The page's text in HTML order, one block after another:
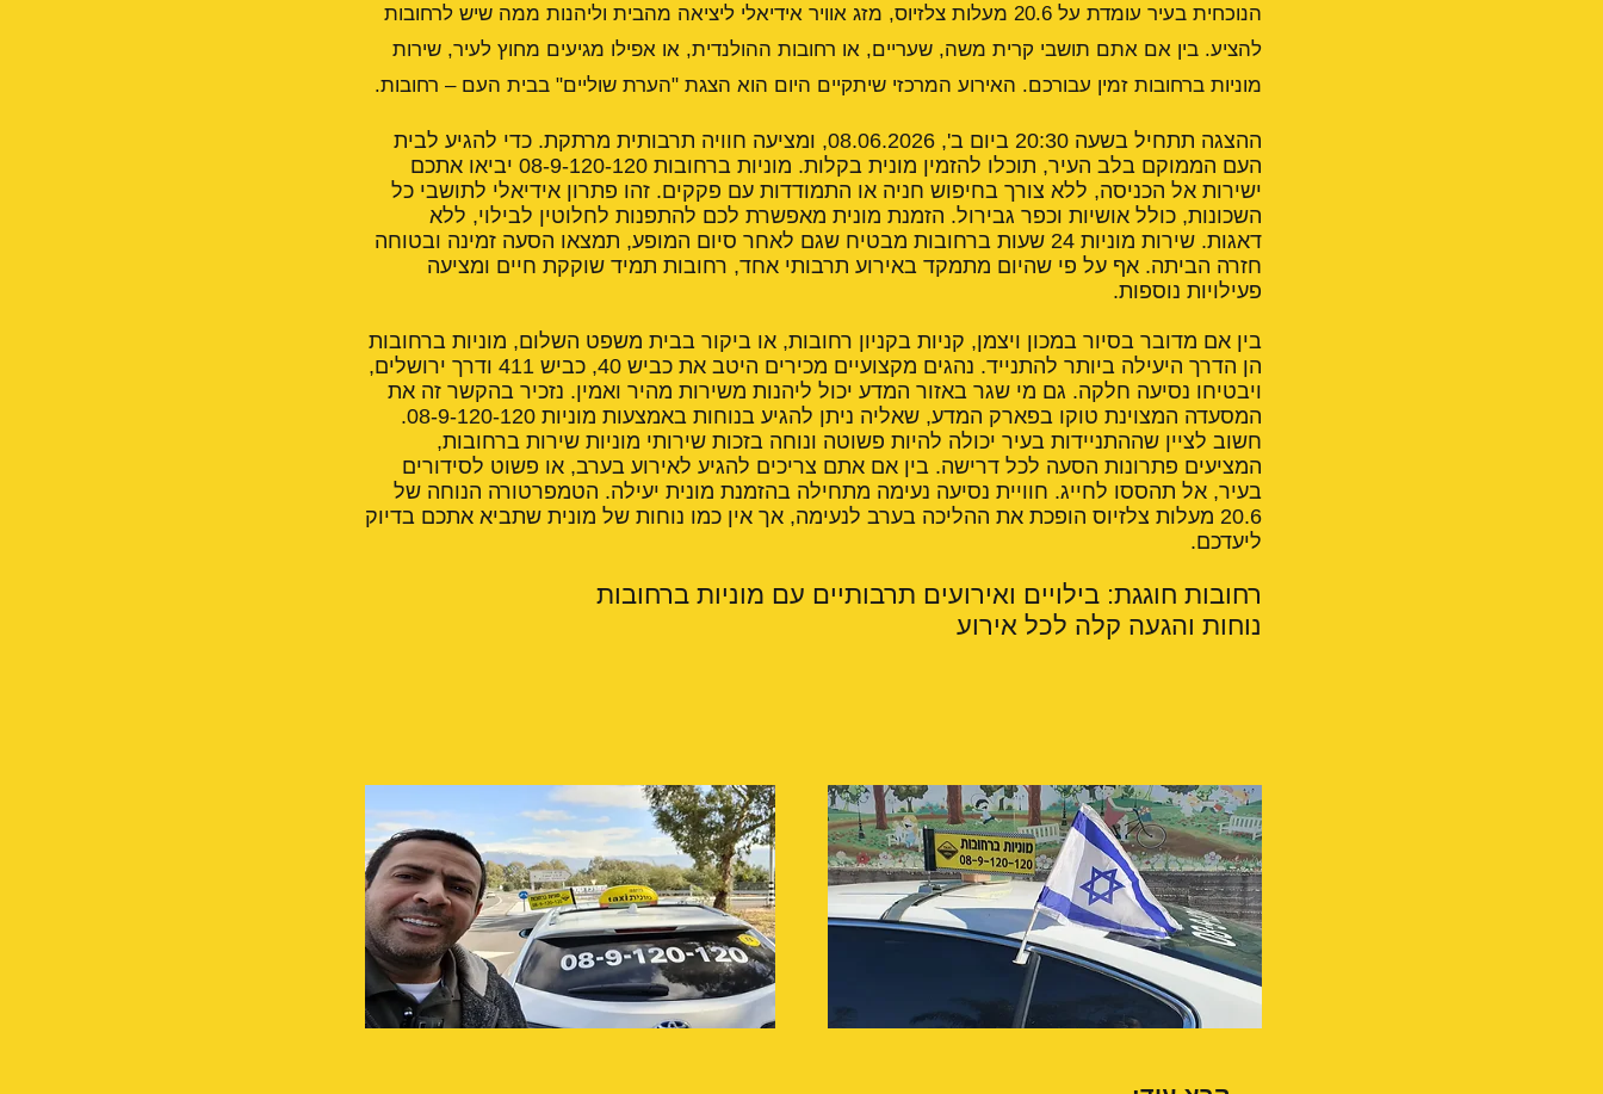
הנוכחית בעיר עומדת על 20.6 מעלות צלזיוס, מזג אוויר אידיאלי ליציאה מהבית וליהנות ממה שיש לרחובות
להציע. בין אם אתם תושבי קרית משה, שעריים, או רחובות ההולנדית, או אפילו מגיעים מחוץ לעיר, שירות
מוניות ברחובות זמין עבורכם. האירוע המרכזי שיתקיים היום הוא הצגת "הערת שוליים" בבית העם – רחובות.
ההצגה תתחיל בשעה 20:30 ביום ב', 08.06.2026, ומציעה חוויה תרבותית מרתקת. כדי להגיע לבית
העם הממוקם בלב העיר, תוכלו להזמין מונית בקלות. מוניות ברחובות 08-9-120-120 יביאו אתכם
ישירות אל הכניסה, ללא צורך בחיפוש חניה או התמודדות עם פקקים. זהו פתרון אידיאלי לתושבי כל
השכונות, כולל אושיות וכפר גבירול. הזמנת מונית מאפשרת לכם להתפנות לחלוטין לבילוי, ללא
דאגות. שירות מוניות 24 שעות ברחובות מבטיח שגם לאחר סיום המופע, תמצאו הסעה זמינה ובטוחה
חזרה הביתה. אף על פי שהיום מתמקד באירוע תרבותי אחד, רחובות תמיד שוקקת חיים ומציעה
פעילויות נוספות.
בין אם מדובר בסיור במכון ויצמן, קניות בקניון רחובות, או ביקור בבית משפט השלום, מוניות ברחובות
הן הדרך היעילה ביותר להתנייד. נהגים מקצועיים מכירים היטב את כביש 40, כביש 411 ודרך ירושלים,
ויבטיחו נסיעה חלקה. גם מי שגר באזור המדע יכול ליהנות משירות מהיר ואמין. נזכיר בהקשר זה את
המסעדה המצוינת טוקו בפארק המדע, שאליה ניתן להגיע בנוחות באמצעות מוניות 08-9-120-120
.
חשוב לציין שההתניידות בעיר יכולה להיות פשוטה ונוחה בזכות שירותי מוניות שירות ברחובות,
המציעים פתרונות הסעה לכל דרישה. בין אם אתם צריכים להגיע לאירוע בערב, או פשוט לסידורים
בעיר, אל תהססו לחייג. חוויית נסיעה נעימה מתחילה בהזמנת מונית יעילה. הטמפרטורה הנוחה של
20.6 מעלות צלזיוס הופכת את ההליכה בערב לנעימה, אך אין כמו נוחות של מונית שתביא אתכם בדיוק
ליעדכם.
רחובות חוגגת: בילויים ואירועים תרבותיים עם מוניות ברחובות
נוחות והגעה קלה לכל אירוע